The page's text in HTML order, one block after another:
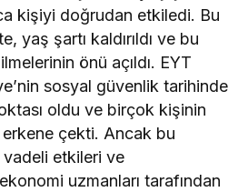
kişiyi doğrudan etkiledi. Bu
yaş şartı kaldırıldı ve bu
önü açıldı. EYT
sosyal güvenlik tarihinde
oldu ve birçok kişinin
çekti. Ancak bu
etkileri ve
uzmanları tarafından